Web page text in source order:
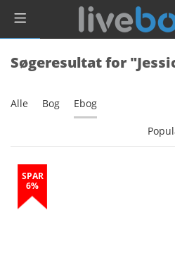
Søgeresultat for
Alle Bog Ebog
SPAR
6%